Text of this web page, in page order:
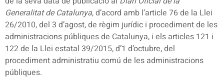
Generalitat de Catalunya, d’acord amb l’article 76 de la Llei
26/2010, del 3 d’agost, de règim jurídic i procediment de les
administracions públiques de Catalunya, i els articles 121 i
122 de la Llei estatal 39/2015, d’1 d’octubre, del
procediment administratiu comú de les administracions
públiques.